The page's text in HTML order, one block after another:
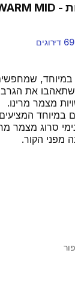
במיוחד,
שתאהבו את
מצמר מרינו.
במיוחד
סרוג מצמר
מפני הקור.